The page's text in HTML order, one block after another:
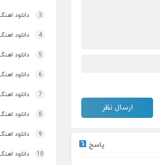
پاسخ
3 دانلود اهنگ برنو
4 دانلود
5 دانلود
6 دانلود
7 دانلود
8 دانلود
9 دانلود
10 دانلود